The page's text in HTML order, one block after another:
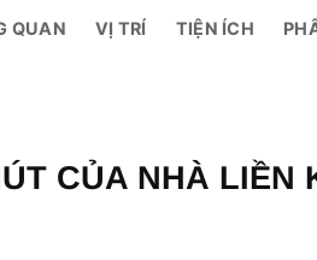
QUAN VỊ TRÍ TIỆN ÍCH
CỦA NHÀ LIỀN